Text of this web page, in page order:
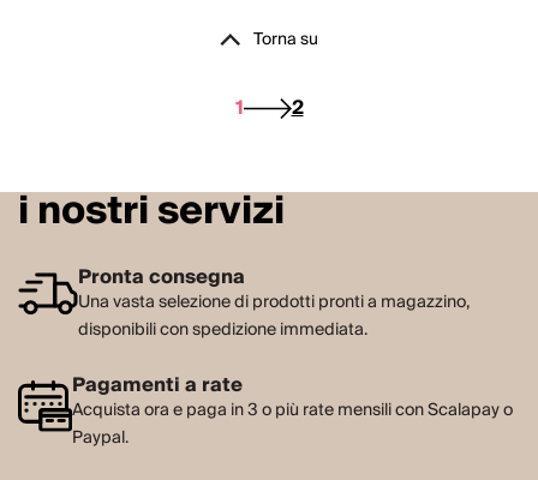
Torna su
1 2
i nostri servizi
Pronta consegna
Una vasta selezione di prodotti pronti a magazzino,
disponibili con spedizione immediata.
Pagamenti a rate
Acquista ora e paga in 3 o più rate mensili con Scalapay o
Paypal.